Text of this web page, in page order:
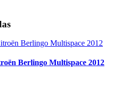
Berlingo Multispace 2012